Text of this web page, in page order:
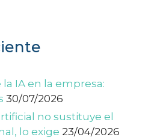
IA en la empresa:
30/07/2026
no sustituye el
lo exige 23/04/2026